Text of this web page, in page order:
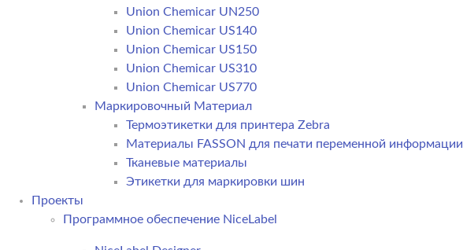
Union Chemicar UN250
Union Chemicar US140
Union Chemicar US150
Union Chemicar US310
Union Chemicar US770
Маркировочный Материал
Термоэтикетки для принтера Zebra
Материалы FASSON для печати переменной информации
Тканевые материалы
Этикетки для маркировки шин
Проекты
Программное обеспечение NiceLabel